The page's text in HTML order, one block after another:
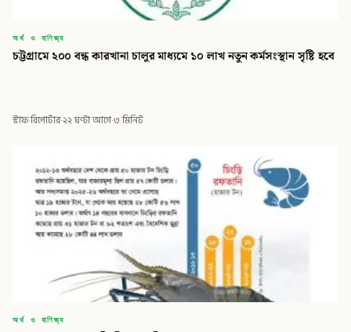
অর্থ ও বাণিজ্য
চট্টগ্রামে ২০০ বন্ধ কারখানা চালুর মাধ্যমে ১০ লাখ নতুন কর্মসংস্থান সৃষ্টি হবে
স্টাফ রিপোর্টার·২২ ঘণ্টা আগে·৩ মিনিট
অর্থ ও বাণিজ্য